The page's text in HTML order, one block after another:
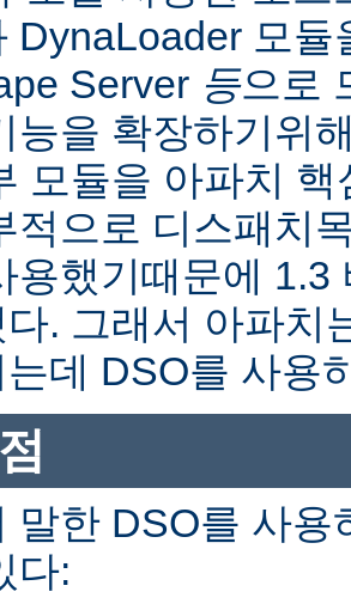
DynaLoader 모듈
Server 등으로
능을 확장하기위
모듈을 아파치
적으로 디스패치
용했기때문에 1.3
. 그래서 아파치
는데 DSO를 사용
말한 DSO를 사
다: